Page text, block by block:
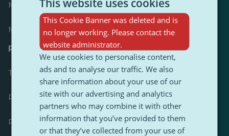
Meist veröffentlicht
Meist befolgt
Ressourcen für Journalisten
Toolkits
PulseZ Content Style Guide
PulseZ Beitragsleitfaden für Autoren
This Cookie Banner was deleted and is
no longer working. Please contact the
website administrator.
We use cookies to personalise content,
ads and to analyse our traffic. We also
share information about your use of our
site with our advertising and analytics
partners who may combine it with other
information that you’ve provided to them
or that they’ve collected from your use of